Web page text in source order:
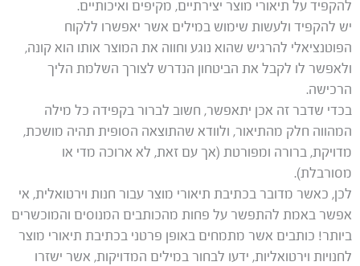
להקפיד על תיאורי מוצר יצירתיים, מקיפים ואיכותיים.
יש להקפיד ולעשות שימוש במילים אשר יאפשרו ללקוח
הפוטנציאלי להרגיש שהוא נוגע וחווה את המוצר אותו הוא קונה,
ולאפשר לו לקבל את הביטחון הנדרש לצורך השלמת הליך
הרכישה.
בכדי שדבר זה אכן יתאפשר, חשוב לברור בקפידה כל מילה
המהווה חלק מהתיאור, ולוודא שהתוצאה הסופית תהיה מושכת,
מדויקת, ברורה ומפורטת (אך עם זאת, לא ארוכה מדי או
מסורבלת).
לכן, כאשר מדובר בכתיבת תיאורי מוצר עבור חנות וירטואלית, אי
אפשר באמת להתפשר על פחות מהכותבים המנוסים והמוכשרים
ביותר! כותבים אשר מתמחים באופן פרטני בכתיבת תיאורי מוצר
לחנויות וירטואליות, ידעו לבחור במילים המדויקות, אשר ישזרו